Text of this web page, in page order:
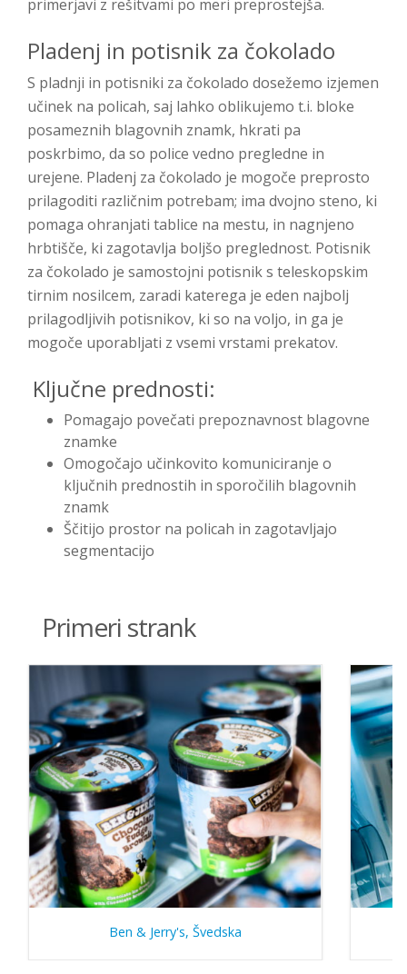
primerjavi z rešitvami po meri preprostejša.
Pladenj in potisnik za čokolado
S pladnji in potisniki za čokolado dosežemo izjemen
učinek na policah, saj lahko oblikujemo t.i. bloke
posameznih blagovnih znamk, hkrati pa
poskrbimo, da so police vedno pregledne in
urejene. Pladenj za čokolado je mogoče preprosto
prilagoditi različnim potrebam; ima dvojno steno, ki
pomaga ohranjati tablice na mestu, in nagnjeno
hrbtišče, ki zagotavlja boljšo preglednost. Potisnik
za čokolado je samostojni potisnik s teleskopskim
tirnim nosilcem, zaradi katerega je eden najbolj
prilagodljivih potisnikov, ki so na voljo, in ga je
mogoče uporabljati z vsemi vrstami prekatov.
Ključne prednosti:
Pomagajo povečati prepoznavnost blagovne
znamke
Omogočajo učinkovito komuniciranje o
ključnih prednostih in sporočilih blagovnih
znamk
Ščitijo prostor na policah in zagotavljajo
segmentacijo
Primeri strank
Ben & Jerry's, Švedska